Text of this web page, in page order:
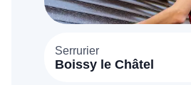
Serrurier
Boissy le Châtel